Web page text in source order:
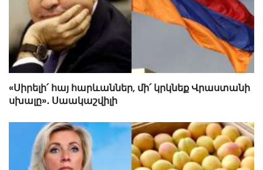
«Սիրելի՛ հայ հարևաններ, մի՛ կրկնեք Վրաստանի
սխալը»․ Սաակաշվիլի